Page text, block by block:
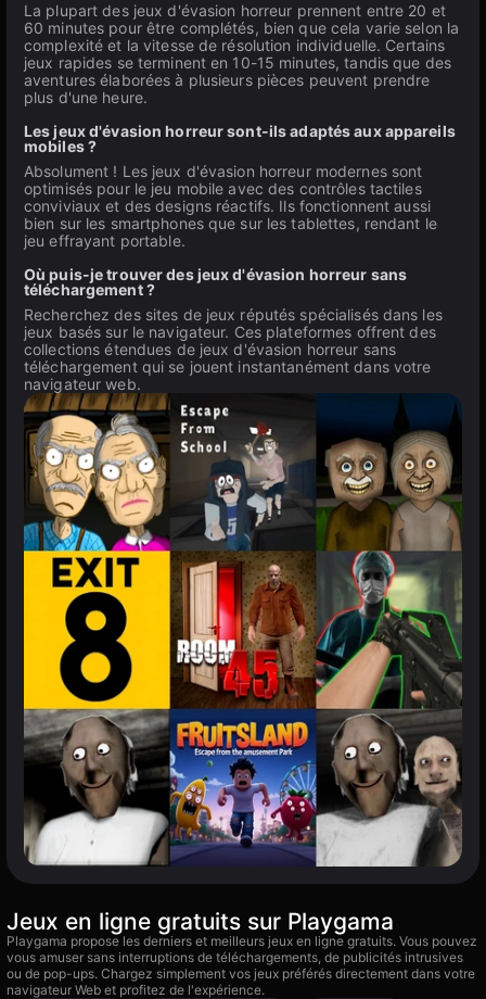
La plupart des jeux d'évasion horreur prennent entre 20 et
60 minutes pour être complétés, bien que cela varie selon la
complexité et la vitesse de résolution individuelle. Certains
jeux rapides se terminent en 10-15 minutes, tandis que des
aventures élaborées à plusieurs pièces peuvent prendre
plus d'une heure.
Les jeux d'évasion horreur sont-ils adaptés aux appareils
mobiles ?
Absolument ! Les jeux d'évasion horreur modernes sont
optimisés pour le jeu mobile avec des contrôles tactiles
conviviaux et des designs réactifs. Ils fonctionnent aussi
bien sur les smartphones que sur les tablettes, rendant le
jeu effrayant portable.
Où puis-je trouver des jeux d'évasion horreur sans
téléchargement ?
Recherchez des sites de jeux réputés spécialisés dans les
jeux basés sur le navigateur. Ces plateformes offrent des
collections étendues de jeux d'évasion horreur sans
téléchargement qui se jouent instantanément dans votre
navigateur web.
Jeux en ligne gratuits sur Playgama
Playgama propose les derniers et meilleurs jeux en ligne gratuits. Vous pouvez
vous amuser sans interruptions de téléchargements, de publicités intrusives
ou de pop-ups. Chargez simplement vos jeux préférés directement dans votre
navigateur Web et profitez de l'expérience.